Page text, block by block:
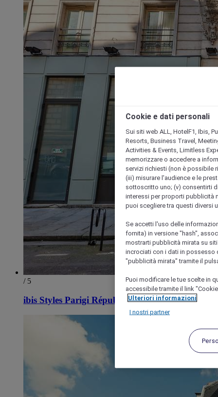
/ 5
ibis Styles Parigi République Le Marais
Cookie e dati personali
Sui siti web ALL, HotelF1, Ibis,
Resorts, Business Travel,
Activities & Events, Limitless
memorizzare o accedere a
servizi richiesti (non è possibile
(iii) misurare l'audience e le
sottoscritto uno; (v) consentirti
interessi per proporti pubblicità
puoi scegliere tra questi diversi
Se accetti l'uso delle
fornita) in versione "hash",
mostrarti pubblicità mirata su
incrociati con i dati in possesso
"pubblicità mirata" tramite il
Puoi modificare le tue scelte in
accessibile tramite il link
Ulteriori informazioni
I nostri partner